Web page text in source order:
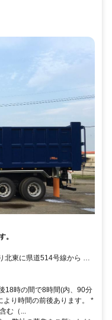
。
を右に曲がる、 1.5km道な
１㎞進み、オートコレク
(株)マツオカ本社工場
18時の間で8時間(内、90分
より時間の前後あります。 *
む（...